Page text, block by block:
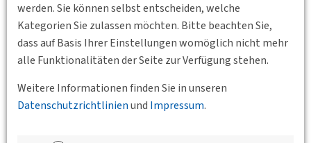
werden. Sie können selbst entscheiden, welche
Kategorien Sie zulassen möchten. Bitte beachten Sie,
dass auf Basis Ihrer Einstellungen womöglich nicht mehr
alle Funktionalitäten der Seite zur Verfügung stehen.
Weitere Informationen finden Sie in unseren
Datenschutzrichtlinienund Impressum.
16.11.2026 17:00 - 18:00
Online
Junges Forum
Fachgruppe Junges Forum November
Montag im Monat online, um aktuelle Themen zu
besprechen, gemeinsame Veranstaltungen zu planen und